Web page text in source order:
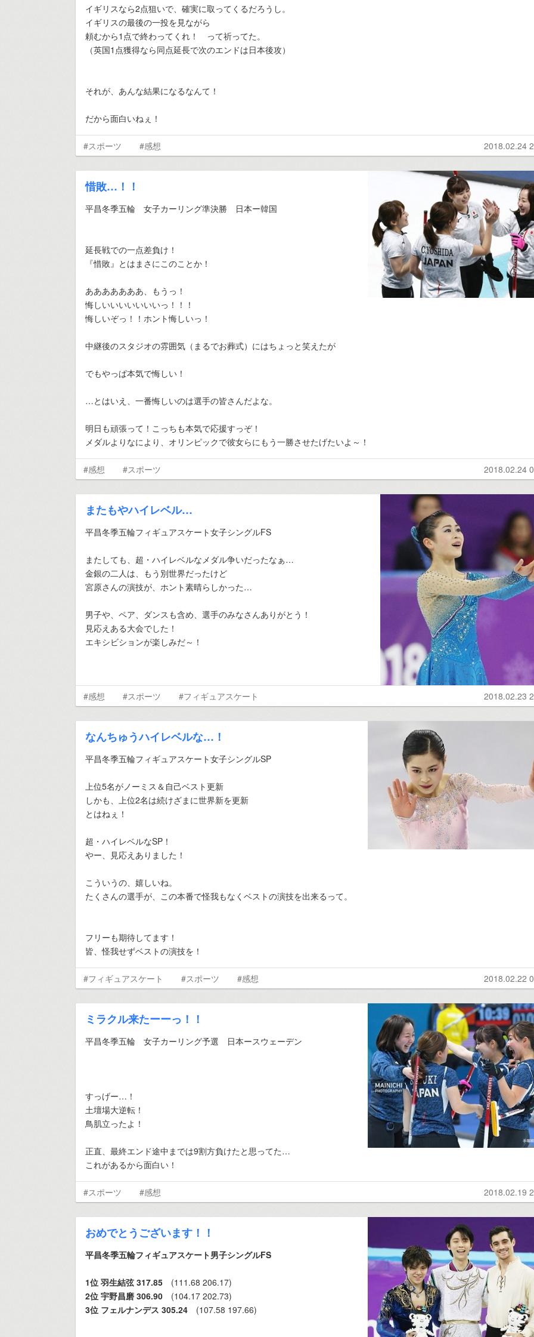
イギリスなら2点狙いで、確実に取ってくるだろうし。
イギリスの最後の一投を見ながら
頼むから1点で終わってくれ！ って祈ってた。
（英国1点獲得なら同点延長で次のエンドは日本後攻）
それが、あんな結果になるなんて！
だから面白いねぇ！
#スポーツ #感想 2018.02.24
惜敗…！！
平昌冬季五輪 女子カーリング準決勝 日本ー韓国
延長戦での一点差負け！
『惜敗』とはまさにこのことか！
あああああああ、もうっ！
悔しいいいいいいいっ！！！
悔しいぞっ！！ホント悔しいっ！
中継後のスタジオの雰囲気（まるでお葬式）にはちょっと笑えたが
でもやっぱ本気で悔しい！
…とはいえ、一番悔しいのは選手の皆さんだよな。
明日も頑張って！こっちも本気で応援すっぞ！
メダルよりなにより、オリンピックで彼女らにもう一勝させたげたいよ～！
#感想 #スポーツ 2018.02.24
またもやハイレベル…
平昌冬季五輪フィギュアスケート女子シングルFS
またしても、超・ハイレベルなメダル争いだったなぁ…
金銀の二人は、もう別世界だったけど
宮原さんの演技が、ホント素晴らしかった…
男子や、ペア、ダンスも含め、選手のみなさんありがとう！
見応えある大会でした！
エキシビションが楽しみだ～！
#感想 #スポーツ #フィギュアスケート 2018.02.23
なんちゅうハイレベルな…！
平昌冬季五輪フィギュアスケート女子シングルSP
上位5名がノーミス＆自己ベスト更新
しかも、上位2名は続けざまに世界新を更新
とはねぇ！
超・ハイレベルなSP！
やー、見応えありました！
こういうの、嬉しいね。
たくさんの選手が、この本番で怪我もなくベストの演技を出来るって。
フリーも期待してます！
皆、怪我せずベストの演技を！
#フィギュアスケート #スポーツ #感想 2018.02.22
ミラクル来たーーっ！！
平昌冬季五輪 女子カーリング予選 日本ースウェーデン
すっげー…！
土壇場大逆転！
鳥肌立ったよ！
正直、最終エンド途中までは9割方負けたと思ってた…
これがあるから面白い！
#スポーツ #感想 2018.02.19
おめでとうございます！！
平昌冬季五輪フィギュアスケート男子シングルFS
1位 羽生結弦 317.85 (111.68 206.17)
2位 宇野昌磨 306.90 (104.17 202.73)
3位 フェルナンデス 305.24 (107.58 197.66)